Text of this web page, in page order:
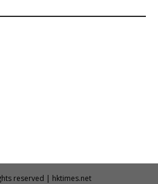
reserved | hktimes.net